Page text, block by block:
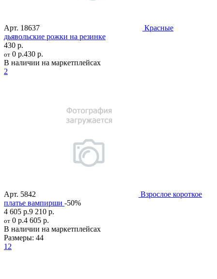
Арт. 18637
Красные
дьявольские рожки на резинке
430 р.
от 0 р.430 р.
В наличии на маркетплейсах
2
Арт. 5842
Взрослое короткое
платье вампирши -50%
4 605 р.9 210 р.
от 0 р.4 605 р.
В наличии на маркетплейсах
Размеры: 44
12